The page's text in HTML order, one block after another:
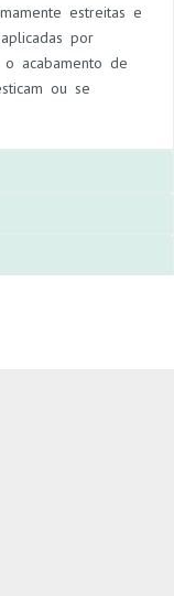
estreitas e
por
acabamento de
ou se